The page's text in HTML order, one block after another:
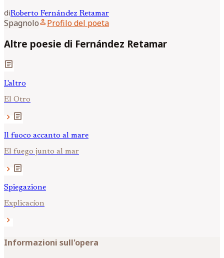
diRoberto Fernández Retamar
Spagnoloperson Profilo del poeta
Altre poesie di Fernández Retamar
article
L'altro
El Otro
chevron_right article
Il fuoco accanto al mare
El fuego junto al mar
chevron_right article
Spiegazione
Explicacíon
chevron_right
Informazioni sull'opera